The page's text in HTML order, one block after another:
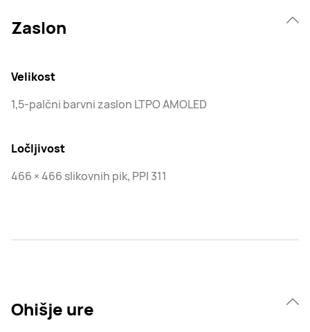
Zaslon
Velikost
1,5-palčni barvni zaslon LTPO AMOLED
Ločljivost
466 × 466 slikovnih pik, PPI 311
Ohišje ure